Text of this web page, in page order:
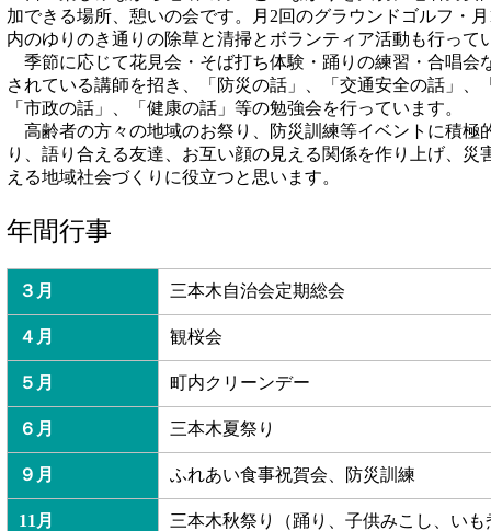
加できる場所、憩いの会です。月2回のグラウンドゴルフ・
内のゆりのき通りの除草と清掃とボランティア活動も行って
季節に応じて花見会・そば打ち体験・踊りの練習・合唱会
されている講師を招き、「防災の話」、「交通安全の話」、
「市政の話」、「健康の話」等の勉強会を行っています。
高齢者の方々の地域のお祭り、防災訓練等イベントに積極
り、語り合える友達、お互い顔の見える関係を作り上げ、災
える地域社会づくりに役立つと思います。
年間行事
３月 三本木自治会定期総会
４月 観桜会
５月 町内クリーンデー
６月 三本木夏祭り
９月 ふれあい食事祝賀会、防災訓練
11月 三本木秋祭り（踊り、子供みこし、い